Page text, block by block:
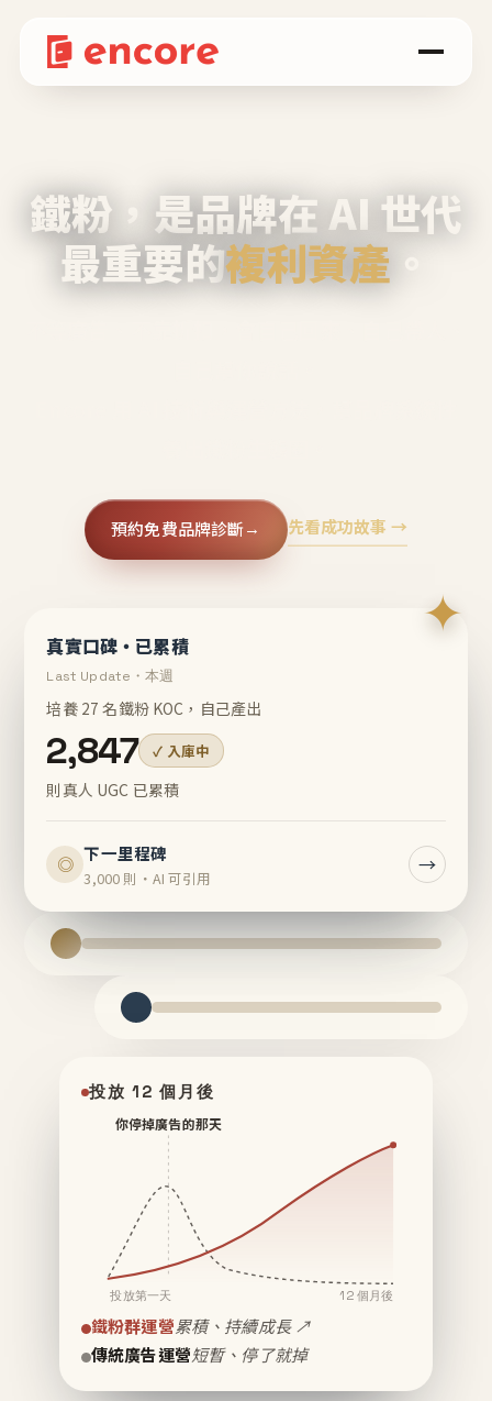
鐵粉，是品牌在 AI 世代
最重要的複利資產 。
預約免費品牌診斷→ 先看成功故事 →
✦
真實口碑・已累積
Last Update・本週
培養 27 名鐵粉 KOC，自己產出
2,847 ✓ 入庫中
則真人 UGC 已累積
◎ 下一里程碑
3,000 則・AI 可引用
→
投放 12 個月後
你停掉廣告的那天
投放第一天 12 個月後
鐵粉群運營累積、持續成長 ↗
傳統廣告運營短暫、停了就掉